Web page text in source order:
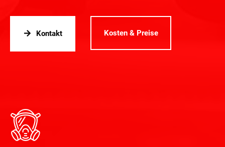
Kontakt Kosten & Preise